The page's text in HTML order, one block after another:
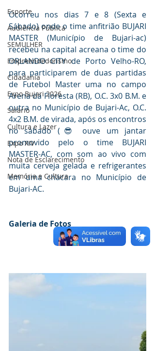
Esporte
Audiência Pública
SEMULHER
Empreendedorismo
Cidadania
Expo Bujari 2026
Salário
Cultura e Lazer
Expo XIV
Nota de Esclarecimento
Memória e Cultura
Ocorreu nos dias 7 e 8 (Sexta e
Sábado) onde o time anfitrião BUJARI
MASTER (Município de Bujari-ac)
recebeu na capital acreana o time do
ORLANDO CITY de Porto Velho-RO,
para participarem de duas partidas
de Futebol Master uma no campo
Arena da Floresta (RB), O.C. 3x0 B.M. e
outra no Município de Bujari-Ac, O.C.
4x2 B.M. de virada, após os encontros
no sábado (😎 ouve um jantar
promovido pelo o time BUJARI
MASTER-AC, com som ao vivo com
muita cerveja gelada e refrigerantes
em uma chácara no Município de
Bujari-AC.
Galeria de Fotos